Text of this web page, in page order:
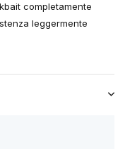
completamente
leggermente